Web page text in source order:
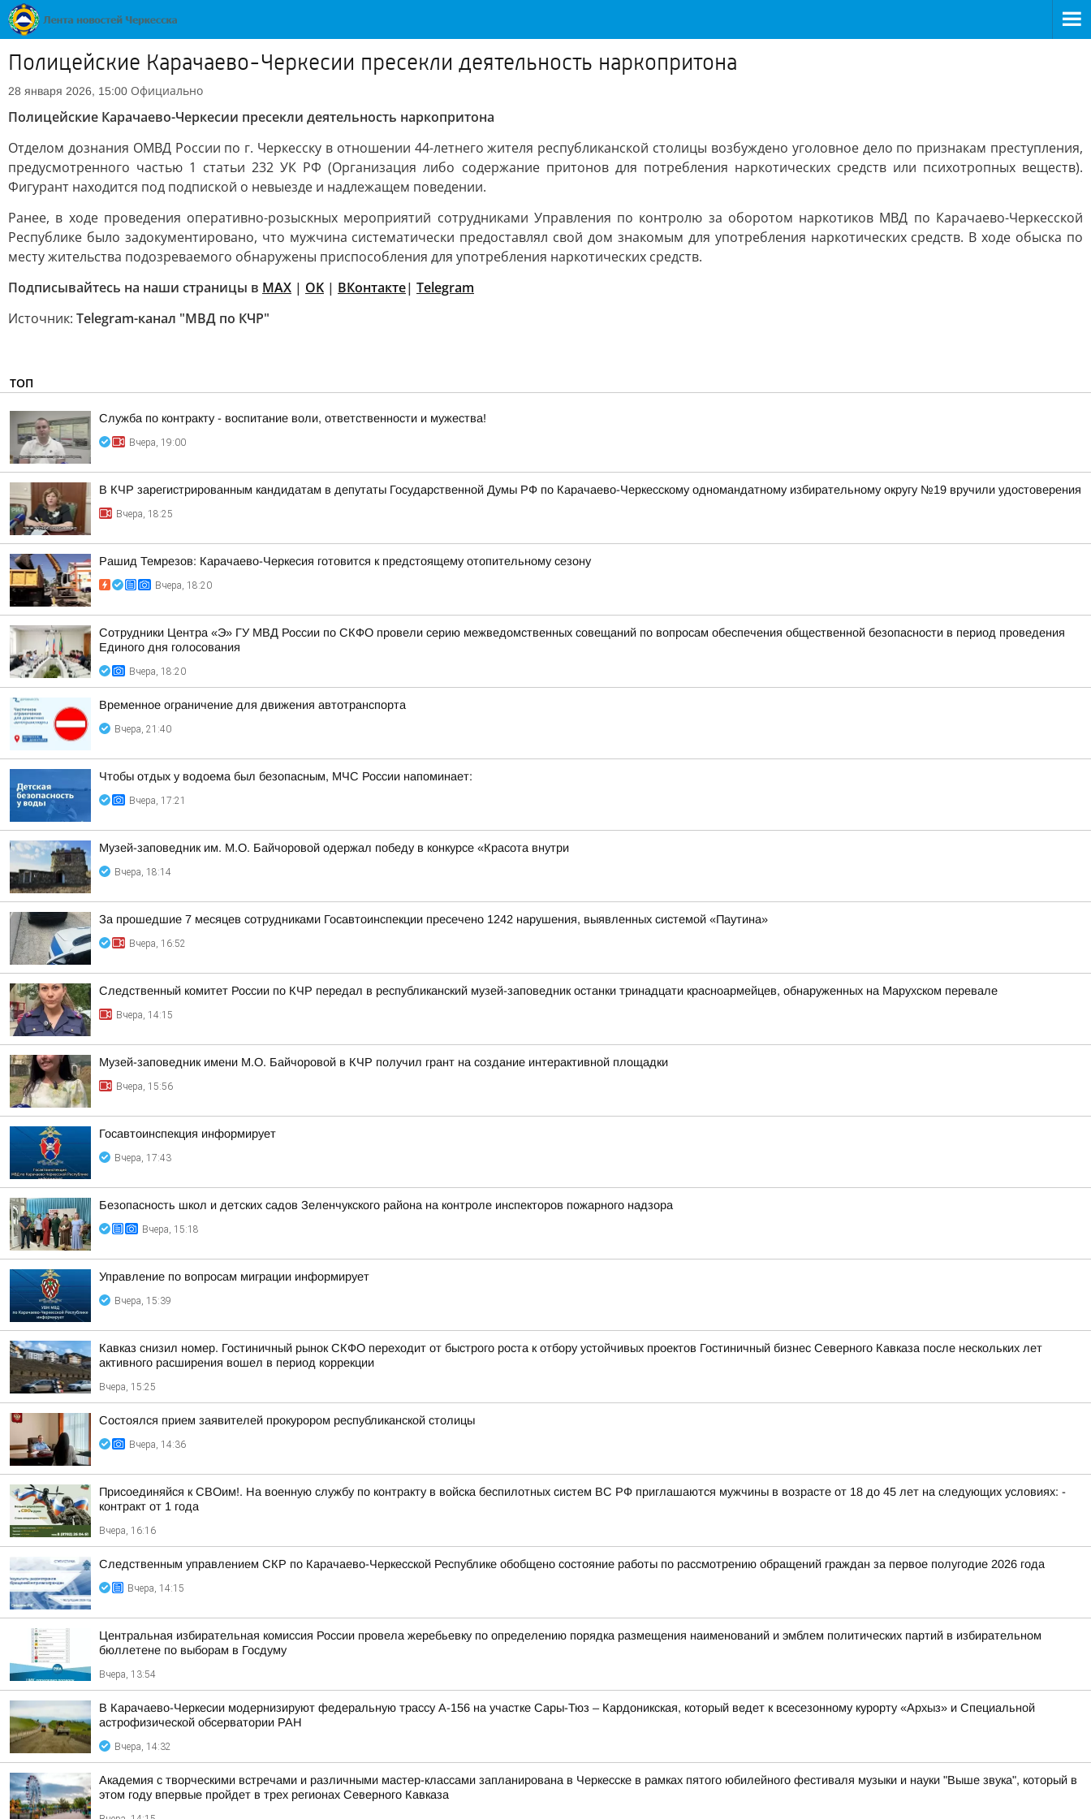
Полицейские Карачаево-Черкесии пресекли деятельность наркопритона
28 января 2026, 15:00 Официально
Полицейские Карачаево-Черкесии пресекли деятельность наркопритона
Отделом дознания ОМВД России по г. Черкесску в отношении 44-летнего жителя республиканской столицы возбуждено уголовное дело по признакам преступления,
предусмотренного частью 1 статьи 232 УК РФ (Организация либо содержание притонов для потребления наркотических средств или психотропных веществ).
Фигурант находится под подпиской о невыезде и надлежащем поведении.
Ранее, в ходе проведения оперативно-розыскных мероприятий сотрудниками Управления по контролю за оборотом наркотиков МВД по Карачаево-Черкесской
Республике было задокументировано, что мужчина систематически предоставлял свой дом знакомым для употребления наркотических средств. В ходе обыска по
месту жительства подозреваемого обнаружены приспособления для употребления наркотических средств.
Подписывайтесь на наши страницы в MAX | OK | ВКонтакте| Telegram
Источник: Telegram-канал "МВД по КЧР"
ТОП
Служба по контракту - воспитание воли, ответственности и мужества!
Вчера, 19:00
В КЧР зарегистрированным кандидатам в депутаты Государственной Думы РФ по Карачаево-Черкесскому одномандатному избирательному округу №19 вручили удостоверения
Вчера, 18:25
Рашид Темрезов: Карачаево-Черкесия готовится к предстоящему отопительному сезону
Вчера, 18:20
Сотрудники Центра «Э» ГУ МВД России по СКФО провели серию межведомственных совещаний по вопросам обеспечения общественной безопасности в период проведения
Единого дня голосования
Вчера, 18:20
Временное ограничение для движения автотранспорта
Вчера, 21:40
Чтобы отдых у водоема был безопасным, МЧС России напоминает:
Вчера, 17:21
Музей-заповедник им. М.О. Байчоровой одержал победу в конкурсе «Красота внутри
Вчера, 18:14
За прошедшие 7 месяцев сотрудниками Госавтоинспекции пресечено 1242 нарушения, выявленных системой «Паутина»
Вчера, 16:52
Следственный комитет России по КЧР передал в республиканский музей-заповедник останки тринадцати красноармейцев, обнаруженных на Марухском перевале
Вчера, 14:15
Музей-заповедник имени М.О. Байчоровой в КЧР получил грант на создание интерактивной площадки
Вчера, 15:56
Госавтоинспекция информирует
Вчера, 17:43
Безопасность школ и детских садов Зеленчукского района на контроле инспекторов пожарного надзора
Вчера, 15:18
Управление по вопросам миграции информирует
Вчера, 15:39
Кавказ снизил номер. Гостиничный рынок СКФО переходит от быстрого роста к отбору устойчивых проектов Гостиничный бизнес Северного Кавказа после нескольких лет
активного расширения вошел в период коррекции
Вчера, 15:25
Состоялся прием заявителей прокурором республиканской столицы
Вчера, 14:36
Присоединяйся к СВОим!. На военную службу по контракту в войска беспилотных систем ВС РФ приглашаются мужчины в возрасте от 18 до 45 лет на следующих условиях: -
контракт от 1 года
Вчера, 16:16
Следственным управлением СКР по Карачаево-Черкесской Республике обобщено состояние работы по рассмотрению обращений граждан за первое полугодие 2026 года
Вчера, 14:15
Центральная избирательная комиссия России провела жеребьевку по определению порядка размещения наименований и эмблем политических партий в избирательном
бюллетене по выборам в Госдуму
Вчера, 13:54
В Карачаево-Черкесии модернизируют федеральную трассу А-156 на участке Сары-Тюз – Кардоникская, который ведет к всесезонному курорту «Архыз» и Специальной
астрофизической обсерватории РАН
Вчера, 14:32
Академия с творческими встречами и различными мастер-классами запланирована в Черкесске в рамках пятого юбилейного фестиваля музыки и науки "Выше звука", который в
этом году впервые пройдет в трех регионах Северного Кавказа